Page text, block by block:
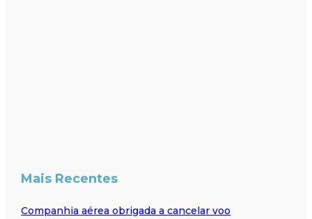
Mais Recentes
Companhia aérea obrigada a cancelar voo